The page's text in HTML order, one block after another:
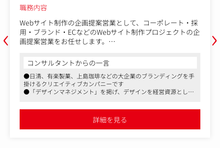
‹
職務内容
Webサイト制作の企画提案営業として、コーポレート・採
用・ブランド・ECなどのWebサイト制作プロジェクトの企
画提案営業をお任せします。
的な課題解決の提案が行えます。
■具体的には
・見積もり・折衝・ブランディング案検討
・プロジェクト管理、チーム編成、協力会社との連携
コンサルタントからの一言
●日清、有楽製菓、上島珈琲などの大企業のブランディングを手
掛けるクリエイティブカンパニーです
●「デザインマネジメント」を掲げ、デザインを経営資源として
る。新規営業も3割程度担当（主にインバウンドや展示会経由）
詳細を見る
›